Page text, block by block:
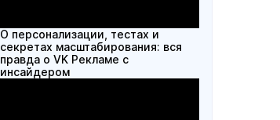
О персонализации, тестах и
секретах масштабирования: вся
правда о VK Рекламе с
инсайдером